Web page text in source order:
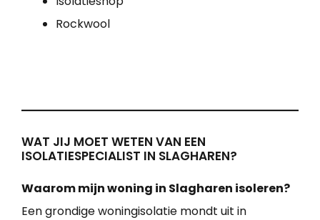
Rockwool
WAT JIJ MOET WETEN VAN EEN
ISOLATIESPECIALIST IN SLAGHAREN?
Waarom mijn woning in Slagharen isoleren?
Een grondige woningisolatie mondt uit in